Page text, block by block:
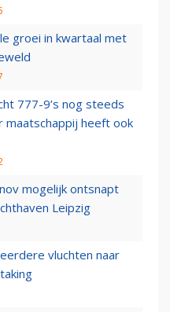
groei in kwartaal met
777-9’s nog steeds
maatschappij heeft ook
mogelijk ontsnapt
Leipzig
vluchten naar